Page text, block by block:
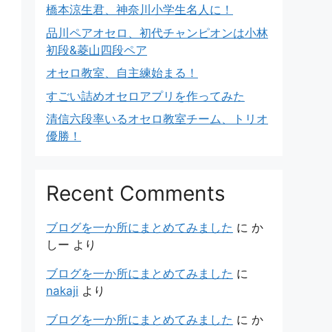
橋本涼生君、神奈川小学生名人に！
品川ペアオセロ、初代チャンピオンは小林
初段&菱山四段ペア
オセロ教室、自主練始まる！
すごい詰めオセロアプリを作ってみた
清信六段率いるオセロ教室チーム、トリオ
優勝！
Recent Comments
ブログを一か所にまとめてみました に か
しー より
ブログを一か所にまとめてみました に
nakaji より
ブログを一か所にまとめてみました に か